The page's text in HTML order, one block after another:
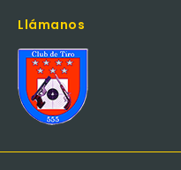
Llámanos